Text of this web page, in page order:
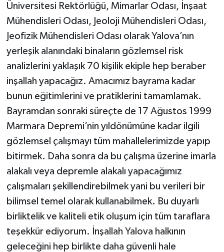
Üniversitesi Rektörlüğü, Mimarlar Odası, İnşaat
Mühendisleri Odası, Jeoloji Mühendisleri Odası,
Jeofizik Mühendisleri Odası olarak Yalova’nın
yerleşik alanındaki binaların gözlemsel risk
analizlerini yaklaşık 70 kişilik ekiple hep beraber
inşallah yapacağız. Amacımız bayrama kadar
bunun eğitimlerini ve pratiklerini tamamlamak.
Bayramdan sonraki süreçte de 17 Ağustos 1999
Marmara Depremi’nin yıldönümüne kadar ilgili
gözlemsel çalışmayı tüm mahallelerimizde yapıp
bitirmek. Daha sonra da bu çalışma üzerine imarla
alakalı veya depremle alakalı yapacağımız
çalışmaları şekillendirebilmek yani bu verileri bir
bilimsel temel olarak kullanabilmek. Bu duyarlı
birliktelik ve kaliteli etik oluşum için tüm taraflara
teşekkür ediyorum. İnşallah Yalova halkının
geleceğini hep birlikte daha güvenli hale